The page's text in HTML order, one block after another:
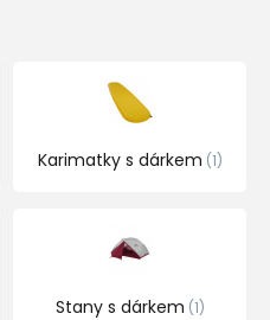
Karimatky s dárkem 1
Stany s dárkem 1